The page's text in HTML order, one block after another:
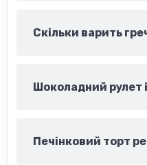
Скільки варить
Шоколадний рулет
Печінковий торт